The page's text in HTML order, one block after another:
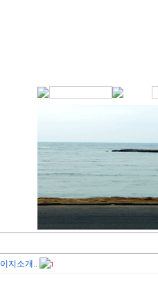
지소개.. 1